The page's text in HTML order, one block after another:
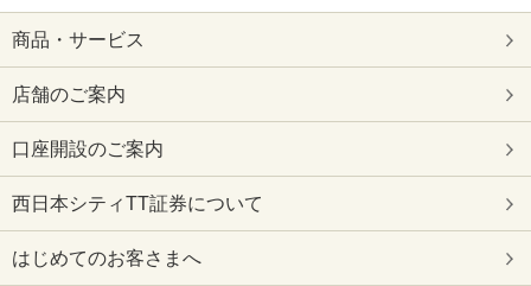
商品・サービス
店舗のご案内
口座開設のご案内
西日本シティTT証券について
はじめてのお客さまへ